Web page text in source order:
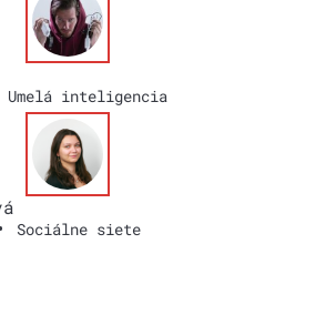
Umelá inteligencia
• Sociálne siete